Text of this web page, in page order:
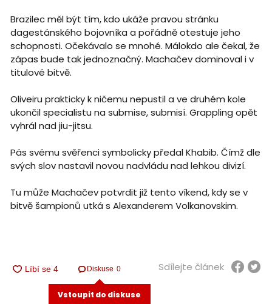
Brazilec měl být tím, kdo ukáže pravou stránku
dagestánského bojovníka a pořádně otestuje jeho
schopnosti. Očekávalo se mnohé. Málokdo ale čekal, že
zápas bude tak jednoznačný. Machačev dominoval i v
titulové bitvě.
Oliveiru prakticky k ničemu nepustil a ve druhém kole
ukončil specialistu na submise, submisí. Grappling opět
vyhrál nad jiu-jitsu.
Pás svému svěřenci symbolicky předal Khabib. Čímž dle
svých slov nastavil novou nadvládu nad lehkou divizí.
Tu může Machačev potvrdit již tento víkend, kdy se v
bitvě šampionů utká s Alexanderem Volkanovskim.
Diskuse 0
Vstoupit do diskuse
Sdílejte článek